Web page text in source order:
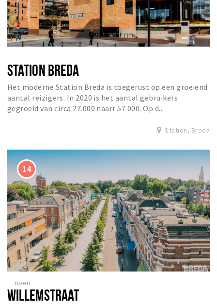
STATION BREDA
Het moderne Station Breda is toegerust op een groeiend
aantal reizigers. In 2020 is het aantal gebruikers
gegroeid van circa 27.000 naarr 57.000. Op d...
Station, Breda
open
WILLEMSTRAAT